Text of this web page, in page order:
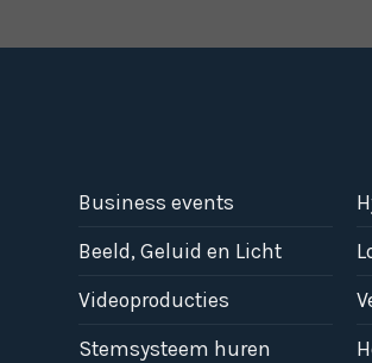
Business events
Beeld, Geluid en Licht
Videoproducties
Stemsysteem huren